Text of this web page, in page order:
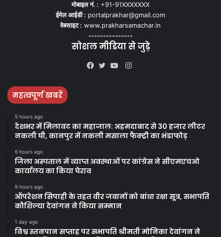
मोबाइल नं. : +91-91XXXXXXX
ईमेल आईडी : portalprakhar@gmail.com
वेबसाइट : www.prakharsamachar.in
---------------
सोशल मीडिया से जुड़े
Instagram
महत्वपूर्ण खबरें
5 hours ago
देशभर में मिलावट का महाजाल: अहमदाबाद से 30 हजार लीटर
नकली घी, कानपुर में नकली मसाला फैक्ट्री का भंडाफोड़
6 hours ago
जिला अस्पताल में व्याप्त अवस्थाओं पर कांग्रेस ने सीएमएचओ
कार्यालय का किया घेराव
9 hours ago
ऑपरेशन सिपाही के तहत वीर जवानों को बांधा रक्षा सूत्र, सभापति
कौशिल्या देवांगन ने किया सम्मान
1 day ago
विश्व स्तनपान सप्ताह पर सभापति श्रीमती मोनिका देवांगन ने